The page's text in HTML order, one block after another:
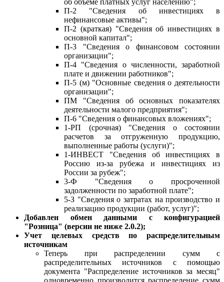
П-2 "Сведения об инвестициях в
нефинансовые активы";
П-2 (краткая) "Сведения об инвестициях в
основной капитал";
П-3 "Сведения о финансовом состоянии
организации";
П-4 "Сведения о численности, заработной
плате и движении работников";
П-5 (м) "Основные сведения о деятельности
организации";
ПМ "Сведения об основных показателях
деятельности малого предприятия";
П-6 "Сведения о финансовых вложениях";
1-РП (срочная) "Сведения о состоянии
расчетов за отгруженную продукцию,
выполненные работы (услуги)";
1-ИНВЕСТ "Сведения об инвестициях в
Россию из-за рубежа и инвестициях из
России за рубеж";
3-Ф "Сведения о просроченной
задолженности по заработной плате";
5-З "Сведения о затратах на производство и
реализацию продукции (работ, услуг)";
Добавлен обмен данными с конфигурацией
"Розница" (версии не ниже 2.0.2);
Учет целевых средств по распределительным
источникам
Теперь при распределении сумм с
распределительных источников с помощью
документа "Распределение источников за месяц"
одновременно производится распределение сумм